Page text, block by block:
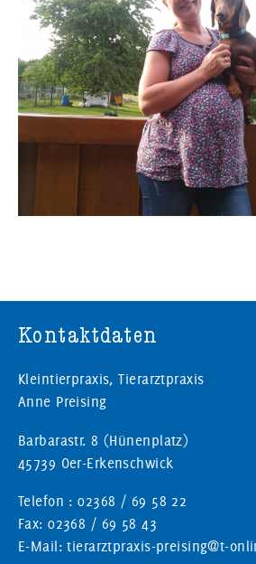
Kontaktdaten
Kleintierpraxis, Tierarztpraxis
Anne Preising
Barbarastr. 8 (Hünenplatz)
45739 Oer-Erkenschwick
Telefon : 02368 / 69 58 22
Fax: 02368 / 69 58 43
E-Mail: tierarztpraxis-preising@t-